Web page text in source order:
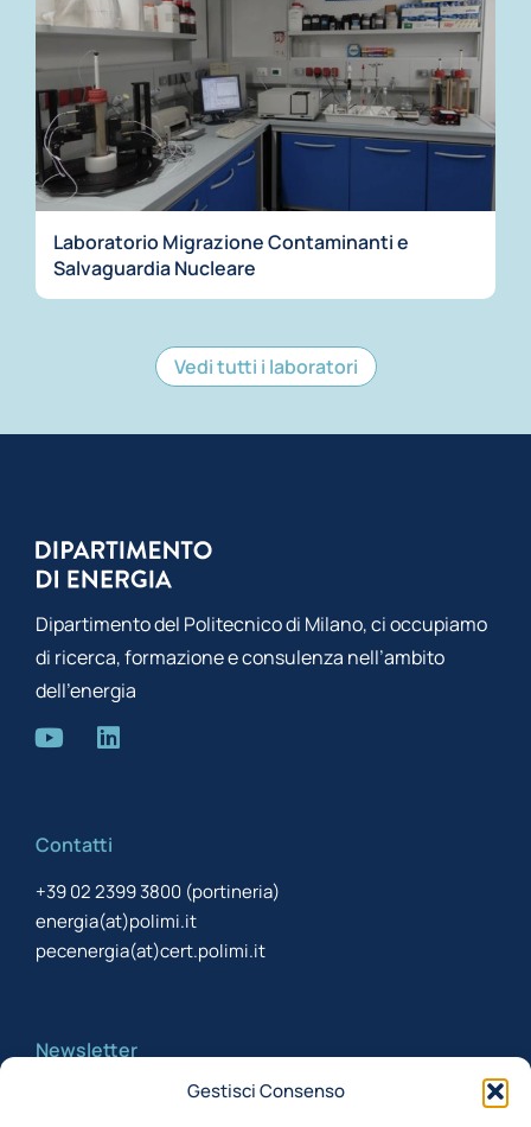
Gestisci Consenso
Laboratorio Migrazione Contaminanti e
Salvaguardia Nucleare
Vedi tutti i laboratori
Dipartimento del Politecnico di Milano, ci occupiamo
di ricerca, formazione e consulenza nell’ambito
dell’energia
Contatti
+39 02 2399 3800 (portineria)
energia(at)polimi.it
pecenergia(at)cert.polimi.it
Newsletter
Iscriviti alla newsletter per rimanere aggiornato